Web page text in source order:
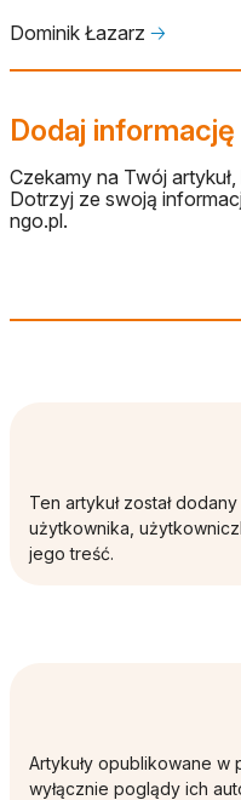
Dominik Łazarz 🡢
Dodaj
Czekamy na Twój
Dotrzyj ze swoją
ngo.pl.
Ten artykuł został
użytkownika,
jego treść.
Artykuły opublikowane w
wyłącznie poglądy ich